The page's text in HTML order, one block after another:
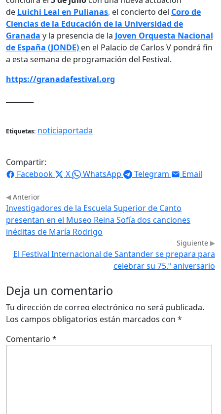
de Luichi Leal en Pulianas, el concierto del Coro de
Ciencias de la Educación de la Universidad de
Granada y la presencia de la Joven Orquesta Nacional
de España (JONDE) en el Palacio de Carlos V pondrá fin
a esta semana de programación del Festival.
https://granadafestival.org
Etiquetas: noticiaportada
Compartir:
Facebook
X WhatsApp Telegram Email
Anterior
Investigadores de la Escuela Superior de Canto
presentan en el Museo Reina Sofía dos canciones
inéditas de María Rodrigo
Siguiente
El Festival Internacional de Santander se prepara para
celebrar su 75.º aniversario
Deja un comentario
Tu dirección de correo electrónico no será publicada.
Los campos obligatorios están marcados con *
Comentario *